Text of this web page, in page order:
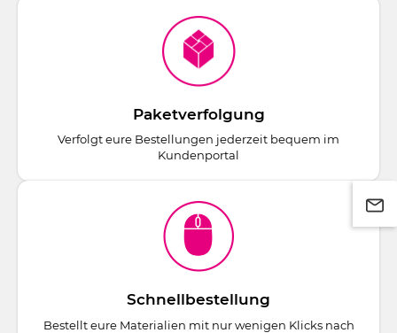
Paketverfolgung
Verfolgt eure Bestellungen jederzeit bequem im
Kundenportal
Schnellbestellung
Bestellt eure Materialien mit nur wenigen Klicks nach